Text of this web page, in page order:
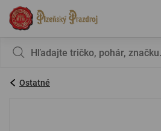
sa
Ostatné